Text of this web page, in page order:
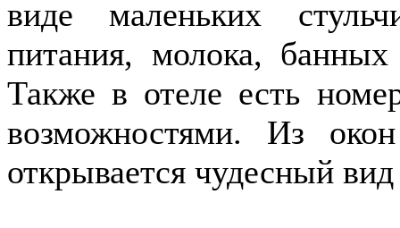
виде маленьких
питания, молока,
Также в отеле есть
возможностями. Из
открывается чудесный